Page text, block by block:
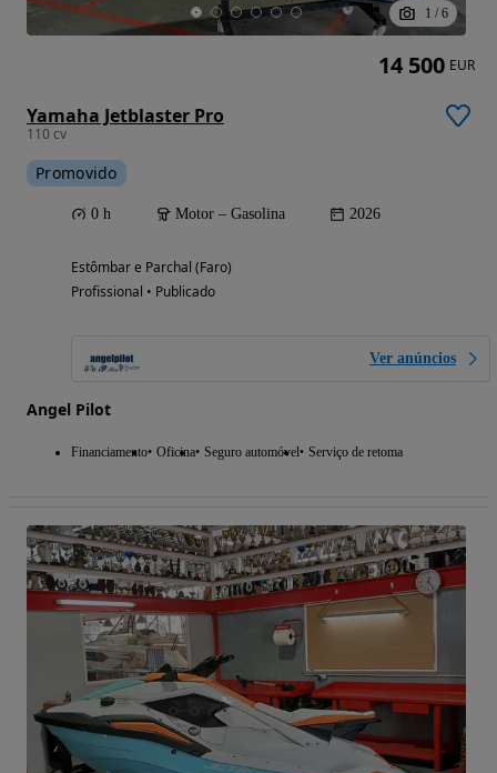
1 / 6
Yamaha Jetblaster Pro
110 cv
Promovido
0 h Motor – Gasolina 2026
Estômbar e Parchal (Faro)
Profissional • Publicado
Ver anúncios
Angel Pilot
Financiamento Oficina Seguro automóvel Serviço de retoma
14 500 EUR